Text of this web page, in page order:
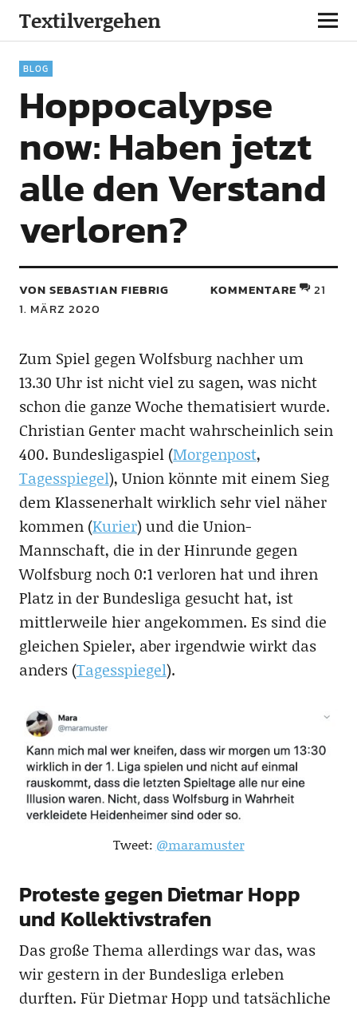
Textilvergehen
BLOG
Hoppocalypse
now: Haben jetzt
alle den Verstand
verloren?
VON SEBASTIAN FIEBRIG
1. MÄRZ 2020
KOMMENTARE 21
Zum Spiel gegen Wolfsburg nachher um
13.30 Uhr ist nicht viel zu sagen, was nicht
schon die ganze Woche thematisiert wurde.
Christian Genter macht wahrscheinlich sein
400. Bundesligaspiel (Morgenpost,
Tagesspiegel), Union könnte mit einem Sieg
dem Klassenerhalt wirklich sehr viel näher
kommen (Kurier) und die Union-
Mannschaft, die in der Hinrunde gegen
Wolfsburg noch 0:1 verloren hat und ihren
Platz in der Bundesliga gesucht hat, ist
mittlerweile hier angekommen. Es sind die
gleichen Spieler, aber irgendwie wirkt das
anders (Tagesspiegel).
Tweet: @maramuster
Proteste gegen Dietmar Hopp
und Kollektivstrafen
Das große Thema allerdings war das, was
wir gestern in der Bundesliga erleben
durften. Für Dietmar Hopp und tatsächliche